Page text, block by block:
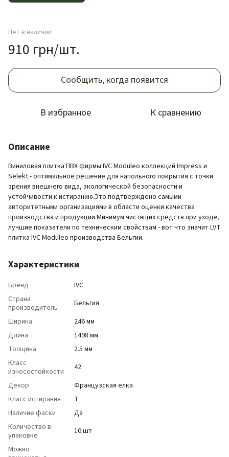
Нет в наличии
910 грн/шт.
Сообщить, когда появится
В избранное К сравнению
Описание
Виниловая плитка ПВХ фирмы IVC Moduleo коллекций Impress и
Selekt - оптимальное решение для напольного покрытия с точки
зрения внешнего вида, экологической безопасности и
устойчивости к истиранию.Это подтверждено самыми
авторитетными организациями в области оценки качества
производства и продукции.Минимум чистящих средств при уходе,
лучшие показатели по техническим свойствам - вот что значит LVT
плитка IVC Moduleo производства Бельгии.
Характеристики
Бренд
IVC
Страна
производитель
Бельгия
Ширина
246 мм
Длина
1498 мм
Толщина
2.5 мм
Класс
износостойкости
42
Декор
Французская елка
Класс истирания
T
Наличие фаски
Да
Количество в
упаковке
10 шт
Можно